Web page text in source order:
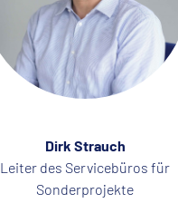
Dirk Strauch
Leiter des Servicebüros für
Sonderprojekte